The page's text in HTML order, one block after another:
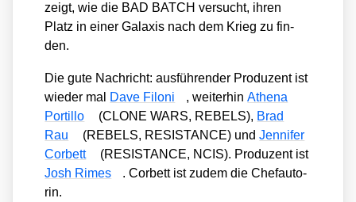
zeigt, wie die BAD BATCH ver­sucht, ihren
Platz in einer Gala­xis nach dem Krieg zu fin­
den.
Die gute Nach­richt: aus­füh­ren­der Pro­du­zent ist
wie­der mal Dave Filoni , wei­ter­hinAthe­na
Por­til­lo
(CLONE WARS, REBELS), Brad
Rau
(REBELS, RESISTANCE) undJen­ni­fer
Cor­bett
(RESISTANCE, NCIS). Pro­du­zent ist
Josh Rimes
. Cor­bett ist zudem die Chef­au­to­
rin.